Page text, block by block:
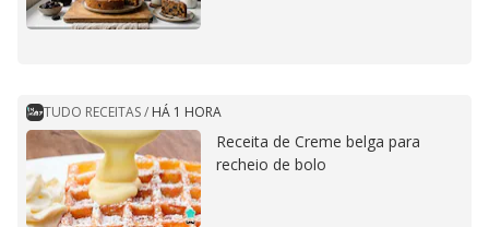
TUDO RECEITAS/ HÁ 1 HORA
Receita de Creme belga para
recheio de bolo